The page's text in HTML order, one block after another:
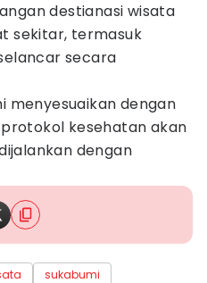
destianasi wisata
sekitar, termasuk
secara
menyesuaikan dengan
kesehatan akan
dengan
sukabumi